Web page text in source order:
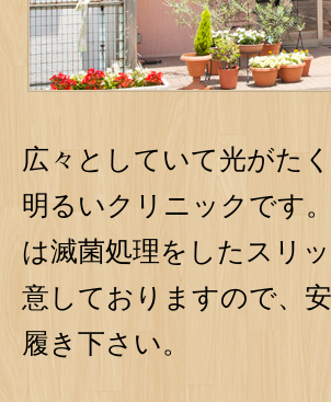
広々としていて光がた
明るいクリニックです
は滅菌処理をしたスリ
意しておりますので、
履き下さい。